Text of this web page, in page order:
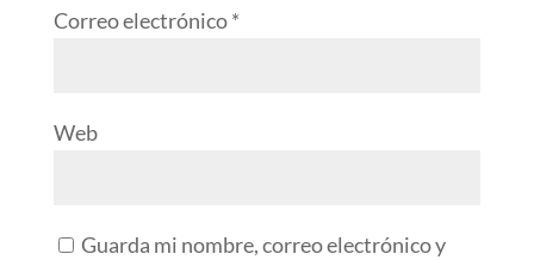
Correo electrónico*
Web
Guarda mi nombre, correo electrónico y